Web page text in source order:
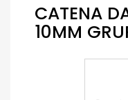
CATENA
10MM